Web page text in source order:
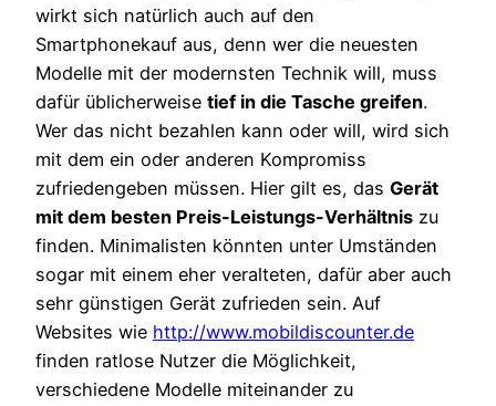
wirkt sich natürlich auch auf den
Smartphonekauf aus, denn wer die neuesten
Modelle mit der modernsten Technik will, muss
dafür üblicherweise tief in die Tasche greifen.
Wer das nicht bezahlen kann oder will, wird sich
mit dem ein oder anderen Kompromiss
zufriedengeben müssen. Hier gilt es, das Gerät
mit dem besten Preis-Leistungs-Verhältnis zu
finden. Minimalisten könnten unter Umständen
sogar mit einem eher veralteten, dafür aber auch
sehr günstigen Gerät zufrieden sein. Auf
Websites wie http://www.mobildiscounter.de
finden ratlose Nutzer die Möglichkeit,
verschiedene Modelle miteinander zu